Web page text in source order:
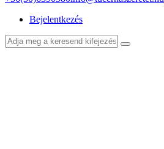
Bejelentkezés